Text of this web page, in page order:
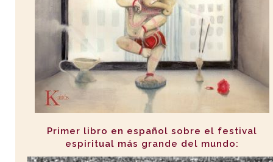
Primer libro en español sobre el festival
espiritual más grande del mundo: